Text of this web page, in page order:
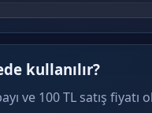
kullanılır?
ve 100 TL satış fiyatı